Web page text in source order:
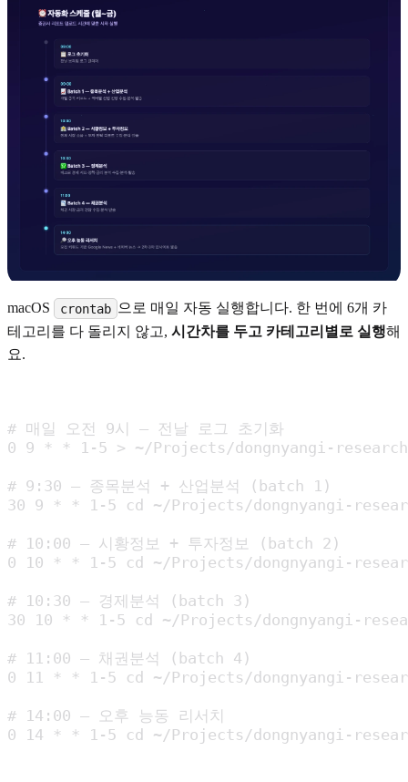
macOS crontab 으로 매일 자동 실행합니다. 한 번에 6개 카
테고리를 다 돌리지 않고, 시간차를 두고 카테고리별로 실행해
요.
# 매일 오전 9시 — 전날 로그 초기화
0 9 * * 1-5 > ~/Projects/dongnyangi-
# 9:30 — 종목분석 + 산업분석 (batch 1)
30 9 * * 1-5 cd ~/Projects/dongnyangi-
# 10:00 — 시황정보 + 투자정보 (batch 2)
0 10 * * 1-5 cd ~/Projects/dongnyangi-
# 10:30 — 경제분석 (batch 3)
30 10 * * 1-5 cd ~/Projects/dongnyangi-
# 11:00 — 채권분석 (batch 4)
0 11 * * 1-5 cd ~/Projects/dongnyangi-
# 14:00 — 오후 능동 리서치
0 14 * * 1-5 cd ~/Projects/dongnyangi-